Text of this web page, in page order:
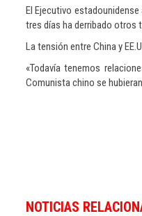
El Ejecutivo
tres días ha derribado otros
La tensión entre China y
«Todavía tenemos
Comunista chino se
desea
NOTICIAS